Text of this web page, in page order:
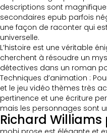
descriptions sont
secondaires epub parfois
une façon de raconter qui
universelle.
L’histoire est une véritable
cherchent à résoudre un
détectives dans un roman
Techniques d’animation :
et le jeu vidéo thèmes très
pertinence et une écriture
mais les personnages sont
Richard Williams